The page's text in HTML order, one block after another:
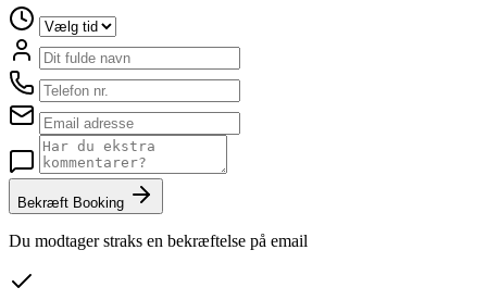
Bekræft Booking
Du modtager straks en bekræftelse på email